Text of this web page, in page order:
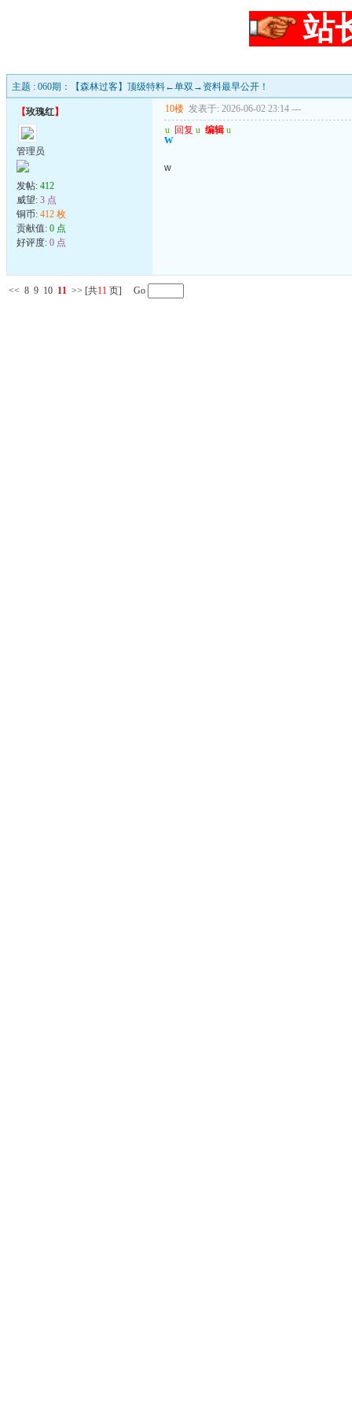
站
主题 : 060期：【森林过客】顶级特料←单双→资料最早公开！
【玫瑰红】
管理员
发帖: 412
威望: 3 点
铜币: 412 枚
贡献值: 0 点
好评度: 0 点
10楼 发表于: 2026-06-02 23:14 ---
u 回复 u 编辑 u
w
w
<< 8 9 10 11 >> [共11 页] Go